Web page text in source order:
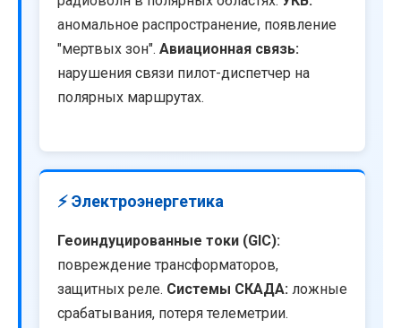
аномальное распространение, появление
"мертвых зон". Авиационная связь:
нарушения связи пилот-диспетчер на
полярных маршрутах.
⚡ Электроэнергетика
Геоиндуцированные токи (GIC):
повреждение трансформаторов,
защитных реле. Системы СКАДА: ложные
срабатывания, потеря телеметрии.